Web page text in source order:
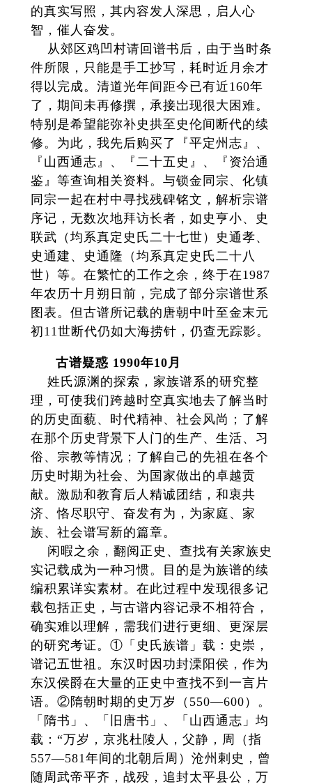
的真实写照，其内容发人深思，启人心
智，催人奋发。
从郊区鸡凹村请回谱书后，由于当时条
件所限，只能是手工抄写，耗时近月余才
得以完成。清道光年间距今已有近160年
了，期间未再修撰，承接岀现很大困难。
特别是希望能弥补史拱至史伦间断代的续
修。为此，我先后购买了『平定州志』、
『山西通志』、『二十五史』、『资治通
鉴』等查询相关资料。与锁金同宗、化镇
同宗一起在村中寻找残碑铭文，解析宗谱
序记，无数次地拜访长者，如史亨小、史
联武（均系真定史氏二十七世）史通孝、
史通建、史通隆（均系真定史氏二十八
世）等。在繁忙的工作之余，终于在1987
年农历十月朔日前，完成了部分宗谱世系
图表。但古谱所记载的唐朝中叶至金末元
初11世断代仍如大海捞针，仍查无踪影。
古谱疑惑 1990年10月
姓氏源渊的探索，家族谱系的研究整
理，可使我们跨越时空真实地去了解当时
的历史面藐、时代精神、社会风尚；了解
在那个历史背景下人门的生产、生活、习
俗、宗教等情况；了解自己的先祖在各个
历史时期为社会、为国家做出的卓越贡
献。激励和教育后人精诚团结，和衷共
济、恪尽职守、奋发有为，为家庭、家
族、社会谱写新的篇章。
闲暇之余，翻阅正史、查找有关家族史
实记载成为一种习惯。目的是为族谱的续
编积累详实素材。在此过程中发现很多记
载包括正史，与古谱内容记录不相符合，
确实难以理解，需我们进行更细、更深层
的研究考证。①「史氏族谱」载：史崇，
谱记五世祖。东汉时因功封溧阳侯，作为
东汉侯爵在大量的正史中查找不到一言片
语。②隋朝时期的史万岁（550—600）。
「隋书」、「旧唐书」、「山西通志」均
载：“万岁，京兆杜陵人，父静，周（指
557—581年间的北朝后周）沧州剌史，曾
随周武帝平齐，战殁，追封太平县公，万